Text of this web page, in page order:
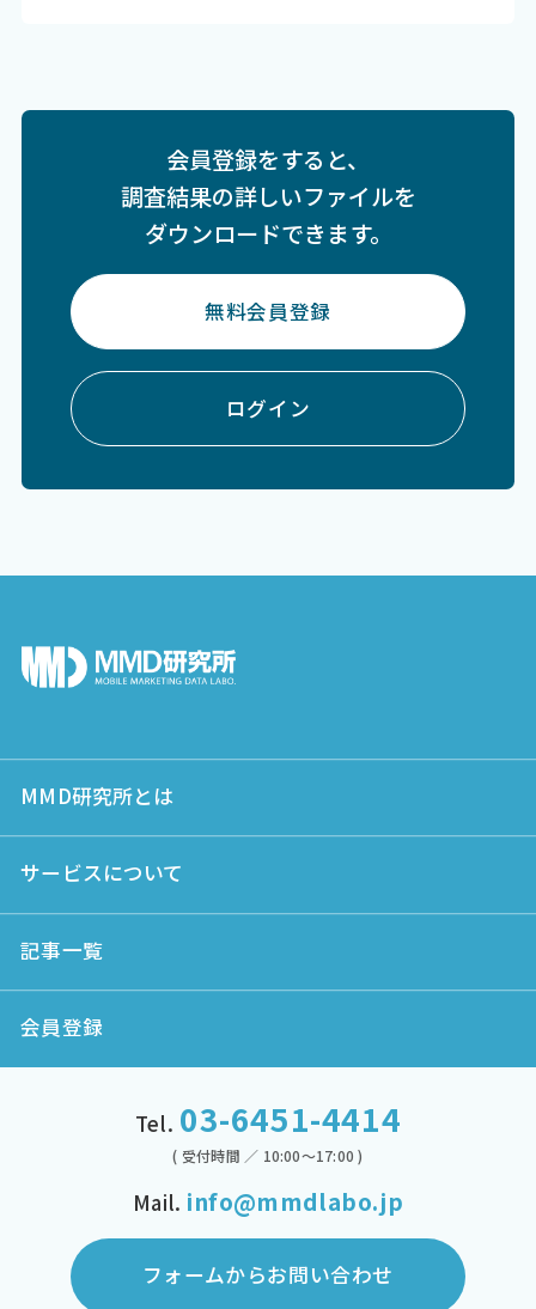
会員登録をすると、
調査結果の詳しいファイルを
ダウンロードできます。
無料会員登録
ログイン
MMD研究所とは
サービスについて
記事一覧
会員登録
Tel. 03-6451-4414
( 受付時間 ／ 10:00～17:00 )
Mail. info@mmdlabo.jp
フォームからお問い合わせ